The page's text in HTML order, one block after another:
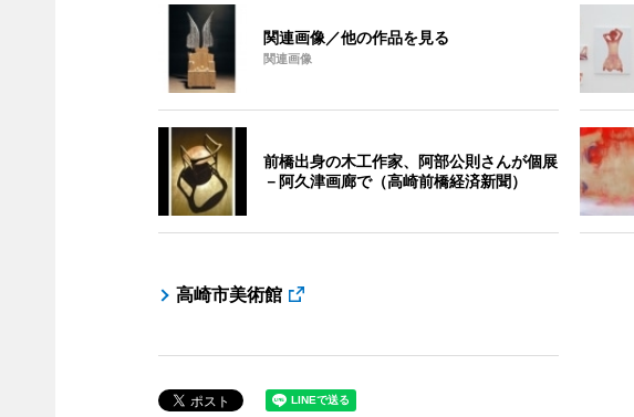
関連画像／他の作品を見る
関連画像
前橋出身の木工作家、阿部公則さんが個展
－阿久津画廊で（高崎前橋経済新聞）
高崎市美術館